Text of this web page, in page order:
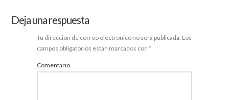
Deja una respuesta
Tu dirección de correo electrónico no será publicada. Los
campos obligatorios están marcados con*
Comentario